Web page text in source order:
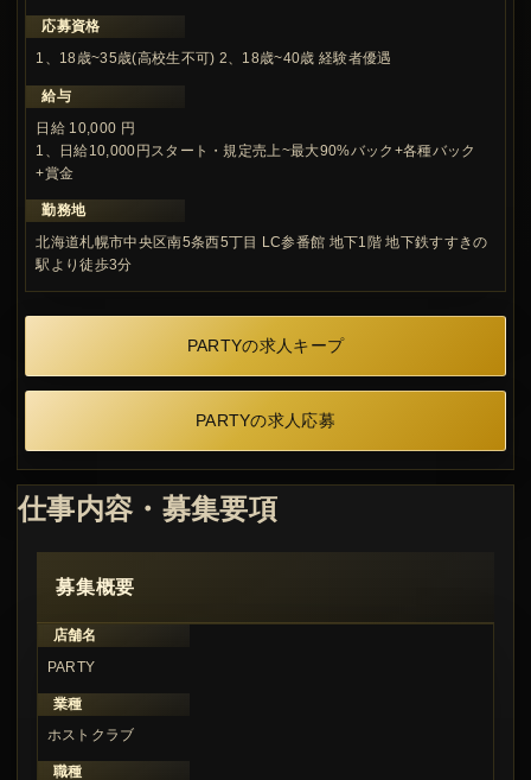
応募資格
1、18歳~35歳(高校生不可) 2、18歳~40歳 経験者優遇
給与
日給 10,000 円
1、日給10,000円スタート・規定売上~最大90%バック+各種バック
+賞金
勤務地
北海道札幌市中央区南5条西5丁目 LC参番館 地下1階 地下鉄すすきの
駅より徒歩3分
PARTYの求人キープ
PARTYの求人応募
仕事内容・募集要項
募集概要
店舗名
PARTY
業種
ホストクラブ
職種